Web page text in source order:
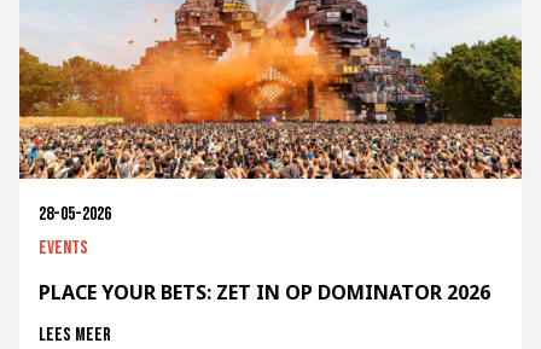
28-05-2026
Events
PLACE YOUR BETS: ZET IN OP DOMINATOR 2026
Lees meer